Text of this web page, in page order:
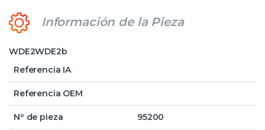
Información de la Pieza
WDE2WDE2b
Referencia IA
Referencia OEM
Nº de pieza 95200